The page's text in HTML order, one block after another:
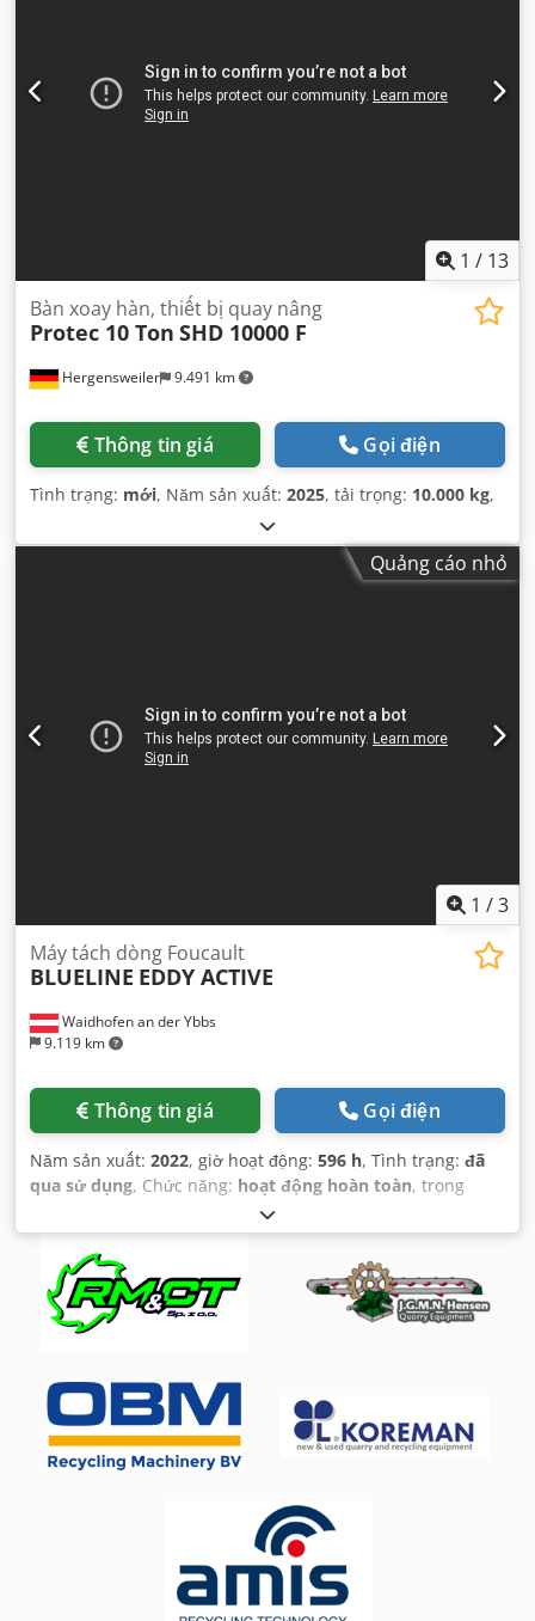
1 / 13
Hergensweiler 9.491 km
Bàn xoay hàn, thiết bị quay nâng
Protec 10 Ton SHD 10000 F
Thông tin giá Gọi điện
Tình trạng: mới, Năm sản xuất: 2025, tải trọng: 10.000 kg,
Quảng cáo nhỏ
1 /3
Waidhofen an der Ybbs
9.119 km
Máy tách dòng Foucault
BLUELINE EDDY ACTIVE
Thông tin giá Gọi điện
Năm sản xuất: 2022, giờ hoạt động: 596 h, Tình trạng: đã
qua sử dụng, Chức năng: hoạt động hoàn toàn, trọng
, tổng chiều dài:
tổng chiều rộng:2.450 mm, tổng chiều cao:2.700 mm, số
máy/phương tiện: